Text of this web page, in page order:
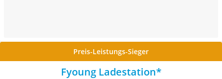
Preis-Leistungs-Sieger
Fyoung Ladestation